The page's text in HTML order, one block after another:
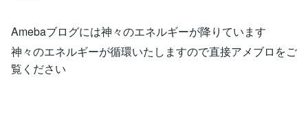
Amebaブログには神々のエネルギーが降りています
神々のエネルギーが循環いたしますので直接アメブロをご
覧ください